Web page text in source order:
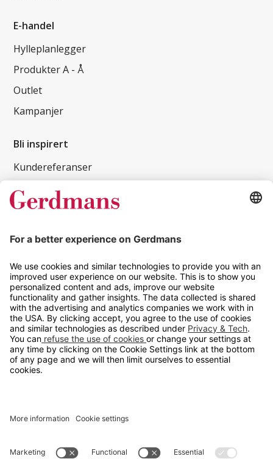
E-handel
Hylleplanlegger
Produkter A - Å
Outlet
Kampanjer
Bli inspirert
Kundereferanser
Magasin
Tips og guider
Kontakt
info@gerdmans.no
67 80 56 20
Åpningstid
Hverdager 08:00-16:00